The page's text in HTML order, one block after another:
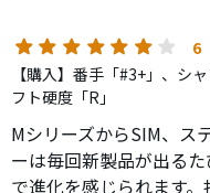
せ、左への巻き込みを
る。
今回からハイロフトの
踏まえての変更なのかも
ネックにカチャカチャ
わっていない様で、大
今回のQi35レスキュー
6
【購入】番手「#3+」、シ
フト硬度「R」
MシリーズからSIM、ス
ーは毎回新製品が出る
で進化を感じられます